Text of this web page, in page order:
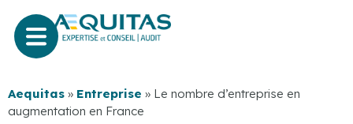
Aequitas » Entreprise » Le nombre d’entreprise en
augmentation en France